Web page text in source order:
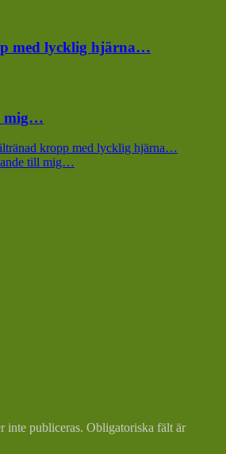
med lycklig hjärna…
mig…
kropp med lycklig hjärna…
till mig…
inte publiceras. Obligatoriska fält är